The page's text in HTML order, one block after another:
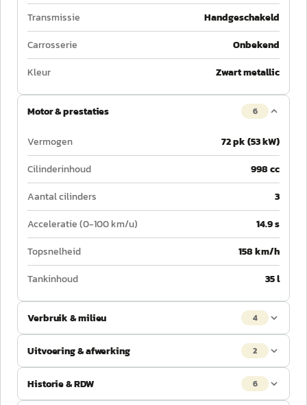
Transmissie
Handgeschakeld
Carrosserie
Onbekend
Kleur
Zwart metallic
Motor & prestaties 6
Vermogen
72 pk (53 kW)
Cilinderinhoud
998 cc
Aantal cilinders
3
Acceleratie (0-100 km/u)
14.9 s
Topsnelheid
158 km/h
Tankinhoud
35 l
Verbruik & milieu 4
Uitvoering & afwerking 2
Historie & RDW 6